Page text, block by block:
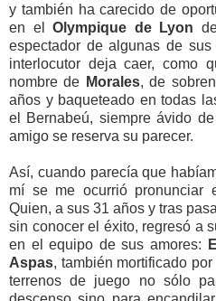
y también ha carecido de
en el Olympique de Lyon
espectador de algunas de
interlocutor deja caer, como
nombre de Morales, de
años y baqueteado en todas
el Bernabeú, siempre ávido
amigo se reserva su parecer.
Así, cuando parecía que
mí se me ocurrió pronunciar
Quien, a sus 31 años y tras
sin conocer el éxito, regresó a
en el equipo de sus amores:
Aspas, también mortificado
terrenos de juego no sólo